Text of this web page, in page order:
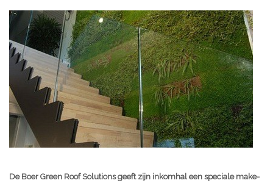
De Boer Green Roof Solutions geeft zijn inkomhal een speciale make-